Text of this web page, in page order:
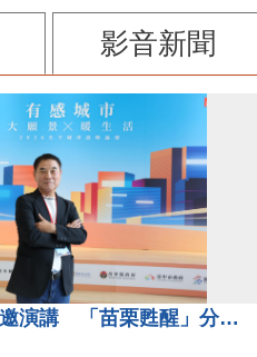
影音新聞
苗栗縣長鍾東錦受邀演講 「苗栗甦醒」分享近年轉變